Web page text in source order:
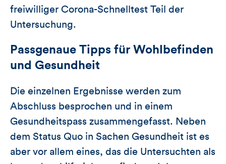
freiwilliger Corona-Schnelltest Teil der
Untersuchung.
Passgenaue Tipps für Wohlbefinden
und Gesundheit
Die einzelnen Ergebnisse werden zum
Abschluss besprochen und in einem
Gesundheitspass zusammengefasst. Neben
dem Status Quo in Sachen Gesundheit ist es
aber vor allem eines, das die Untersuchten als